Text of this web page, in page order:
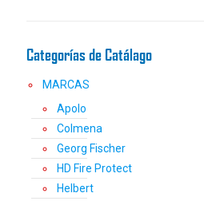
Categorías de Catálago
MARCAS
Apolo
Colmena
Georg Fischer
HD Fire Protect
Helbert